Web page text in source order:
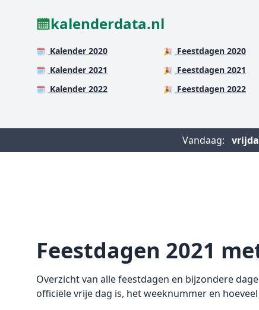
kalenderdata.nl
🗓️ Kalender 2020
🗓️ Kalender 2021
🗓️ Kalender 2022
🎉 Feestdagen 2020
🎉 Feestdagen 2021
🎉 Feestdagen 2022
Vandaag:
Feestdagen 2021
Overzicht van alle feestdagen en bijzondere
officiële vrije dag is, het weeknummer en